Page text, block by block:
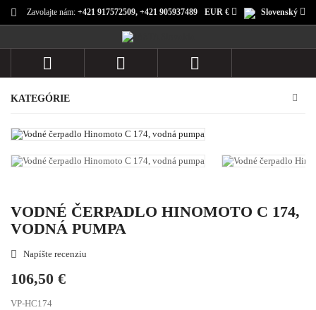
Zavolajte nám: +421 917572509, +421 905937489 Slovenský
EUR €
  
KATEGÓRIE
VODNÉ ČERPADLO HINOMOTO C 174,
VODNÁ PUMPA
 Napíšte recenziu
106,50 €
VP-HC174